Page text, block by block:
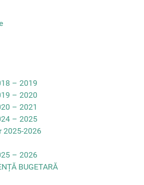
– 2019
– 2020
– 2021
– 2025
2025-2026
– 2026
BUGETARĂ